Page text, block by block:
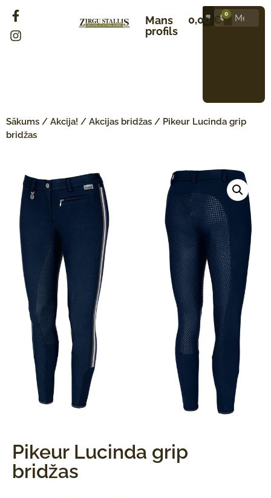
Mans
profils
0,00 € 0
Sākums / Akcija! / Akcijas bridžas / Pikeur Lucinda grip
bridžas
Pikeur Lucinda grip
bridžas